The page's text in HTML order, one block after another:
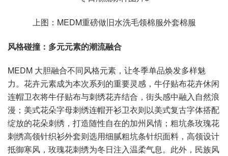
上图：MEDM重磅做旧水洗毛领棉服外套棉服
风格碰撞：多元元素的潮流融合
MEDM 大胆融合不同风格元素，让冬季单品焕发多样魅
力。花卉元素成为本次系列的重要灵感，牛仔贴布花卉休闲
连帽卫衣将牛仔贴布与刺绣花卉结合，街头感中融入自然浪
漫；美式花朵字母刺绣连帽开衫卫衣则以美式复古字体搭配
绽放的花朵刺绣，打造随性自在的加州风情；粗坑条玫瑰花
刺绣高领针织衫外套则选用细腻粗坑条针织面料，高领设计
抵御寒风，玫瑰花刺绣为冬日注入温柔气息。此外，民族风